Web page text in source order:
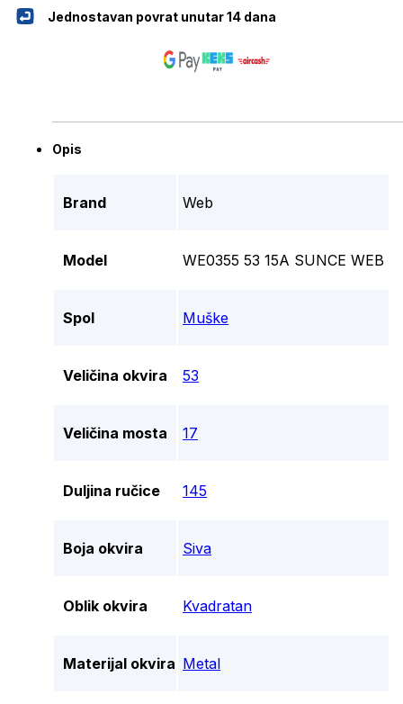
Jednostavan povrat unutar 14 dana
Opis
Brand Web
Model WE0355 53 15A SUNCE WEB
Spol Muške
Veličina okvira 53
Veličina mosta 17
Duljina ručice 145
Boja okvira Siva
Oblik okvira Kvadratan
Materijal okvira Metal